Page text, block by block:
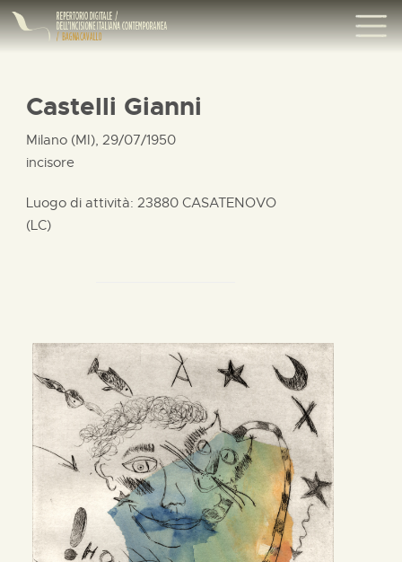
Castelli Gianni
Milano (MI), 29/07/1950
incisore
Luogo di attività: 23880 CASATENOVO
(LC)